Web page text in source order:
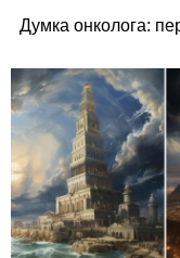
Думка онколога: